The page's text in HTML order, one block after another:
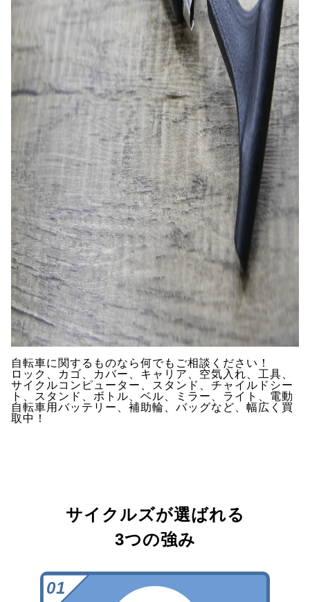
自転車に関するものなら何でもご相談ください！
ロック、カゴ、カバー、キャリア、空気入れ、工具、
サイクルコンピューター、スタンド、チャイルドシー
ト、スタンド、ボトル、ベル、ミラー、ライト、電動
自転車用バッテリー、補助輪、バッグなど、幅広く買
取中！
サイクルズが選ばれる
3つの強み